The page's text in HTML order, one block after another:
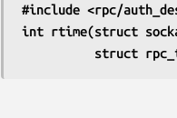
#include <rpc/
int rtime(struct
struct